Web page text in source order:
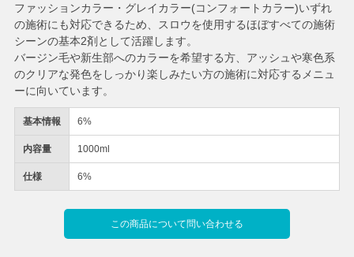
基本情報 6%
内容量 1000ml
仕様 6%
この商品について問い合わせる
ファッションカラー・グレイカラー(コンフォートカラー)いずれ
の施術にも対応できるため、スロウを使用するほぼすべての施術
シーンの基本2剤として活躍します。
バージン毛や新生部へのカラーを希望する方、アッシュや寒色系
のクリアな発色をしっかり楽しみたい方の施術に対応するメニュ
ーに向いています。